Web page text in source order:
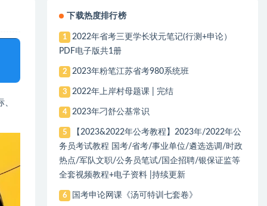
下载热度排行榜
1
2022年省考三更学长状元笔记(行测+申论）
PDF电子版共1册
2 2023年粉笔江苏省考980系统班
3 2022年上岸村母题课 | 完结
4 2023年刁舒公基常识
5
【2023&2022年公考教程】2023年/2022年公
务员考试教程 国考/省考/事业单位/遴选选调/时政
热点/军队文职/公务员笔试/国企招聘/银保证监等
全套视频教程+电子资料 |持续更新
6 国考申论网课《汤可特训七套卷》